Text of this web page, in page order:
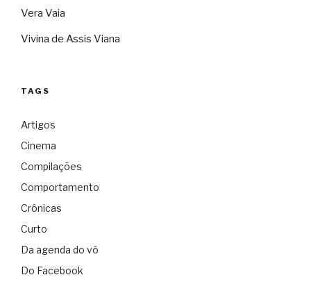
Vera Vaia
Vivina de Assis Viana
TAGS
Artigos
Cinema
Compilações
Comportamento
Crônicas
Curto
Da agenda do vô
Do Facebook